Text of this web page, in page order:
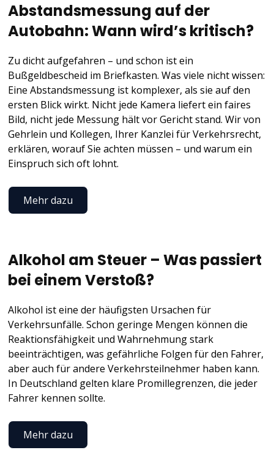
Abstandsmessung auf der
Autobahn: Wann wird’s kritisch?
Zu dicht aufgefahren – und schon ist ein
Bußgeldbescheid im Briefkasten. Was viele nicht wissen:
Eine Abstandsmessung ist komplexer, als sie auf den
ersten Blick wirkt. Nicht jede Kamera liefert ein faires
Bild, nicht jede Messung hält vor Gericht stand. Wir von
Gehrlein und Kollegen, Ihrer Kanzlei für Verkehrsrecht,
erklären, worauf Sie achten müssen – und warum ein
Einspruch sich oft lohnt.
Mehr dazu
Alkohol am Steuer – Was passiert
bei einem Verstoß?
Alkohol ist eine der häufigsten Ursachen für
Verkehrsunfälle. Schon geringe Mengen können die
Reaktionsfähigkeit und Wahrnehmung stark
beeinträchtigen, was gefährliche Folgen für den Fahrer,
aber auch für andere Verkehrsteilnehmer haben kann.
In Deutschland gelten klare Promillegrenzen, die jeder
Fahrer kennen sollte.
Mehr dazu